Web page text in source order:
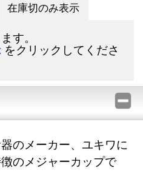
在庫切のみ表示
す。
をクリックしてくださ
のメーカー、ユキワに
のメジャーカップで